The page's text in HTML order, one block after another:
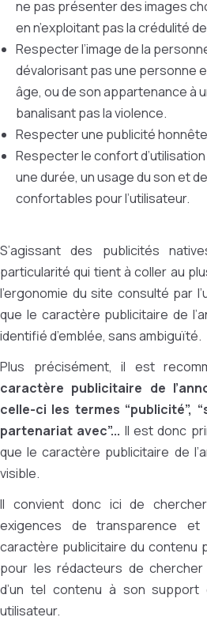
ne pas présenter des images
en n’exploitant pas la crédulité
Respecter l’image de la
dévalorisant pas une personne
âge, ou de son appartenance à
banalisant pas la violence.
Respecter une publicité
Respecter le confort
une durée, un usage du son et
confortables pour l’utilisateur.
S’agissant des publicités
particularité qui tient à coller au
l’ergonomie du site consulté par
que le caractère publicitaire de
identifié d’emblée, sans ambiguïté.
Plus précisément, il est
caractère publicitaire de
celle-ci les termes “publicité”,
partenariat avec”... Il est donc
que le caractère publicitaire de
visible.
Il convient donc ici de
exigences de transparence et
caractère publicitaire du contenu
pour les rédacteurs de
d’un tel contenu à son support
utilisateur.